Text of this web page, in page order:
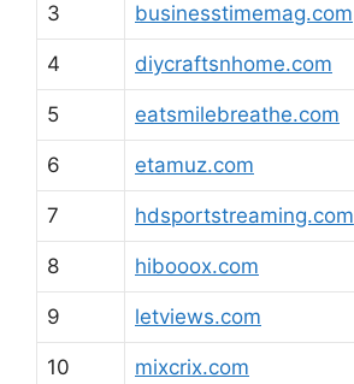
3 businesstimemag.com
4 diycraftsnhome.com
5 eatsmilebreathe.com
6 etamuz.com
7 hdsportstreaming.com
8 hibooox.com
9 letviews.com
10 mixcrix.com